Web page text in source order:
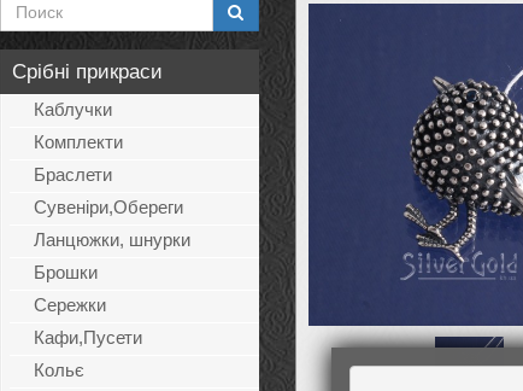
Срібні прикраси
Каблучки
Комплекти
Браслети
Сувеніри,Обереги
Ланцюжки, шнурки
Брошки
Сережки
Кафи,Пусети
Кольє